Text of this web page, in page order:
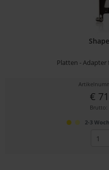
Platten -
€
Brutto:
2-3